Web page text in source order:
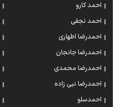
احمد کارو
احمد نجفی
احمدرضا اطهاری
احمدرضا جانجان
احمدرضا محمدی
احمدرضا نبی زاده
احمدسلو